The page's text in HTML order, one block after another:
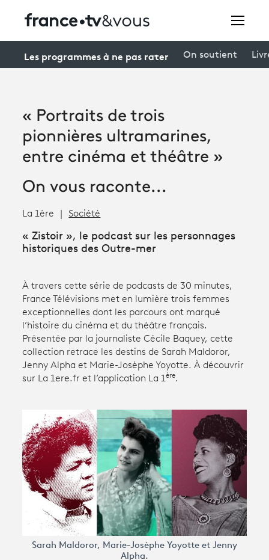
connexion
Avantages fidélité
Creators
À la une
Participer et assister à une émission
Productions et innovation
Programme
Les programmes à ne pas rater On soutient
« Portraits de trois
pionnières ultramarines,
entre cinéma et théâtre »
On vous raconte...
La 1ère Société
« Zistoir », le podcast sur les personnages
historiques des Outre-mer
À travers cette série de podcasts de 30 minutes,
France Télévisions met en lumière trois femmes
exceptionnelles dont les parcours ont marqué
l’histoire du cinéma et du théâtre français.
Présentée par la journaliste Cécile Baquey, cette
collection retrace les destins de Sarah Maldoror,
Jenny Alpha et Marie-Josèphe Yoyotte. À découvrir
sur La 1ere.fr et l’application La 1ère.
Sarah Maldoror, Marie-Josèphe Yoyotte et Jenny
Alpha.